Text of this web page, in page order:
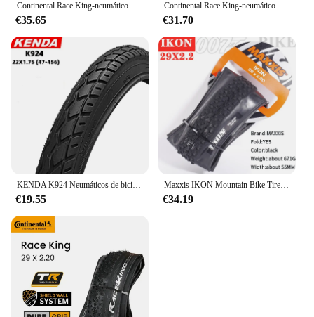
Continental Race King-neumático TLR para bicicleta de montaña, neumático sin cámara de 29in, 27,5/29x2.0/2.20 29er mtb neumático plegable
€35.65
Continental Race King-neumático plegable para mtb, llanta sin cámara, 29in TLR, 29x2.0/2.20 29er
€31.70
KENDA K924 Neumáticos de bicicleta plegables de montaña 22*1,75(47-456)
€19.55
Maxxis IKON Mountain Bike Tires26/27,5/29X2.2 2,0 2,35 es un neumático XC versátil diseñado para funcionar en una amplia gama de condiciones
€34.19